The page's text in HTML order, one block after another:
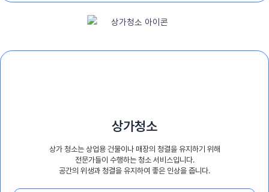
상가청소
상가 청소는 상업용 건물이나 매장의 청결을 유지하기 위해
전문가들이 수행하는 청소 서비스입니다.
공간의 위생과 청결을 유지하여 좋은 인상을 줍니다.